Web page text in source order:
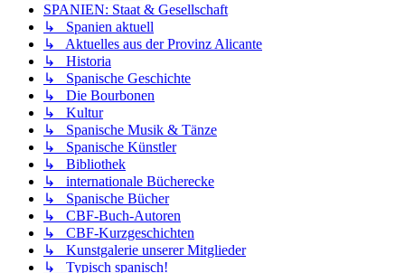
SPANIEN: Staat & Gesellschaft
↳ Spanien aktuell
↳ Aktuelles aus der Provinz Alicante
↳ Historia
↳ Spanische Geschichte
↳ Die Bourbonen
↳ Kultur
↳ Spanische Musik & Tänze
↳ Spanische Künstler
↳ Bibliothek
↳ internationale Bücherecke
↳ Spanische Bücher
↳ CBF-Buch-Autoren
↳ CBF-Kurzgeschichten
↳ Kunstgalerie unserer Mitglieder
↳ Typisch spanisch!